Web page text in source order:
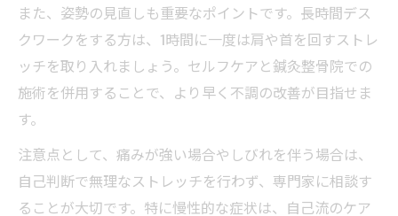
また、姿勢の見直しも重要なポイントです。長時間デス
クワークをする方は、1時間に一度は肩や首を回すストレ
ッチを取り入れましょう。セルフケアと鍼灸整骨院での
施術を併用することで、より早く不調の改善が目指せま
す。
注意点として、痛みが強い場合やしびれを伴う場合は、
自己判断で無理なストレッチを行わず、専門家に相談す
ることが大切です。特に慢性的な症状は、自己流のケア